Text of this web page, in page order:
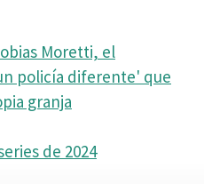
Moretti, el
policía diferente' que
granja
de 2024